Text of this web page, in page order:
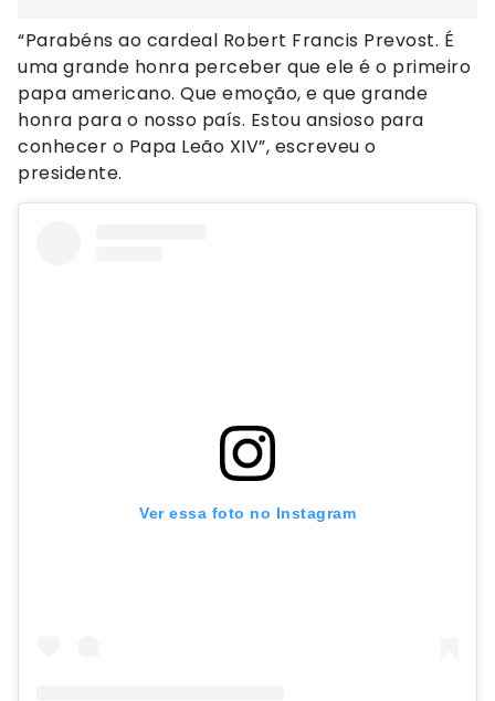
“Parabéns ao cardeal Robert Francis Prevost. É
uma grande honra perceber que ele é o primeiro
papa americano. Que emoção, e que grande
honra para o nosso país. Estou ansioso para
conhecer o Papa Leão XIV”, escreveu o
presidente.
Ver essa foto no Instagram